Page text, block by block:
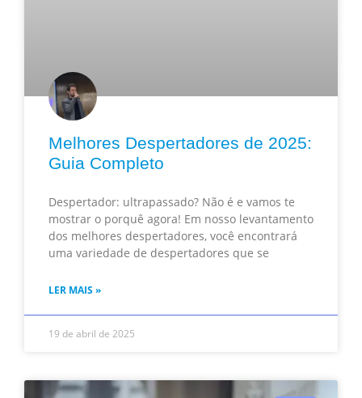
Melhores Despertadores de 2025:
Guia Completo
Despertador: ultrapassado? Não é e vamos te
mostrar o porquê agora! Em nosso levantamento
dos melhores despertadores, você encontrará
uma variedade de despertadores que se
LER MAIS »
19 de abril de 2025